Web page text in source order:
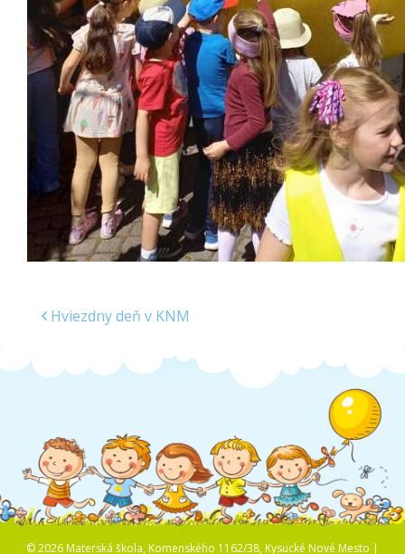
Hviezdny deň v KNM
© 2026 Materská škola, Komenského 1162/38, Kysucké Nové Mesto |